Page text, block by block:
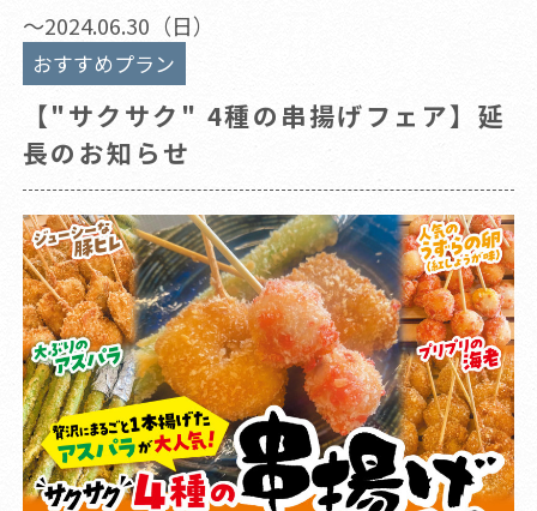
～2024.06.30（日）
おすすめプラン
【"サクサク" 4種の串揚げフェア】延
長のお知らせ